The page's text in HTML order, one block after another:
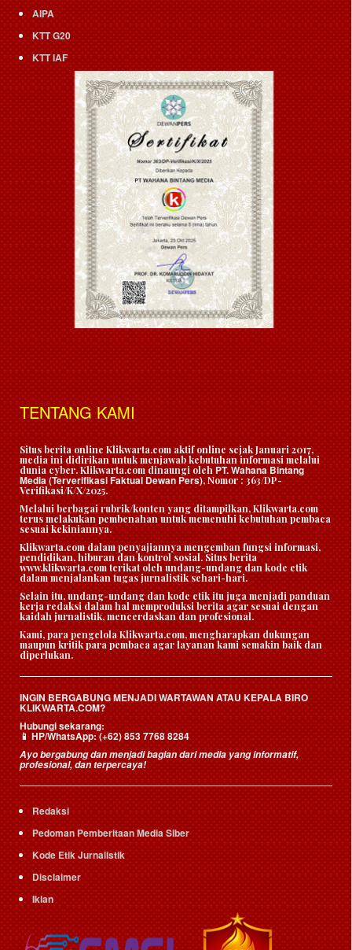
AIPA
KTT G20
KTT IAF
TENTANG KAMI
Situs berita online Klikwarta.com aktif online sejak Januari 2017,
media ini didirikan untuk menjawab kebutuhan informasi melalui
dunia cyber. Klikwarta.com dinaungi oleh PT. Wahana Bintang
Media (Terverifikasi Faktual Dewan Pers), Nomor : 363/DP-
Verifikasi/K/X/2025.
Melalui berbagai rubrik/konten yang ditampilkan, Klikwarta.com
terus melakukan pembenahan untuk memenuhi kebutuhan pembaca
sesuai kekiniannya.
Klikwarta.com dalam penyajiannya mengemban fungsi informasi,
pendidikan, hiburan dan kontrol sosial. Situs berita
www.klikwarta.com terikat oleh undang-undang dan kode etik
dalam menjalankan tugas jurnalistik sehari-hari.
Selain itu, undang-undang dan kode etik itu juga menjadi panduan
kerja redaksi dalam hal memproduksi berita agar sesuai dengan
kaidah jurnalistik, mencerdaskan dan profesional.
Kami, para pengelola Klikwarta.com, mengharapkan dukungan
maupun kritik para pembaca agar layanan kami semakin baik dan
diperlukan.
INGIN BERGABUNG MENJADI WARTAWAN ATAU KEPALA BIRO
KLIKWARTA.COM?
Hubungi sekarang:
📱HP/WhatsApp:(+62) 853 7768 8284
Ayo bergabung dan menjadi bagian dari media yang informatif,
profesional, dan terpercaya!
Redaksi
Pedoman Pemberitaan Media Siber
Kode Etik Jurnalistik
Disclaimer
Iklan